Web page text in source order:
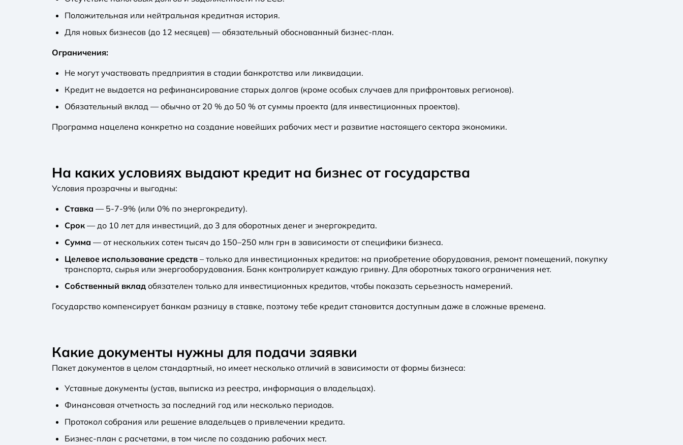
Положительная или нейтральная кредитная история.
Для новых бизнесов (до 12 месяцев) — обязательный обоснованный бизнес-план.
Ограничения:
Не могут участвовать предприятия в стадии банкротства или ликвидации.
Кредит не выдается на рефинансирование старых долгов (кроме особых случаев для прифронтовых регионов).
Обязательный вклад — обычно от 20 % до 50 % от суммы проекта (для инвестиционных проектов).
Программа нацелена конкретно на создание новейших рабочих мест и развитие настоящего сектора экономики.
На каких условиях выдают кредит на бизнес от государства
Условия прозрачны и выгодны:
Ставка — 5-7-9% (или 0% по энергокредиту).
Срок — до 10 лет для инвестиций, до 3 для оборотных денег и энергокредита.
Сумма — от нескольких сотен тысяч до 150–250 млн грн в зависимости от специфики бизнеса.
Целевое использование средств – только для инвестиционных кредитов: на приобретение оборудования, ремонт помещений, покупку
транспорта, сырья или энергооборудования. Банк контролирует каждую гривну. Для оборотных такого ограничения нет.
Собственный вклад обязателен только для инвестиционных кредитов, чтобы показать серьезность намерений.
Государство компенсирует банкам разницу в ставке, поэтому тебе кредит становится доступным даже в сложные времена.
Какие документы нужны для подачи заявки
Пакет документов в целом стандартный, но имеет несколько отличий в зависимости от формы бизнеса:
Уставные документы (устав, выписка из реестра, информация о владельцах).
Финансовая отчетность за последний год или несколько периодов.
Протокол собрания или решение владельцев о привлечении кредита.
Бизнес-план с расчетами, в том числе по созданию рабочих мест.